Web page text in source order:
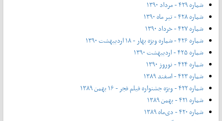
شماره ۴۲۹ - مرداد ۱۳۹۰
شماره ۴۲۸ - تیر ماه ۱۳۹۰
شماره ۴۲۷ - خرداد ۱۳۹۰
شماره ۴۲۶ - شماره ویژه بهار - ۱۸ اردیبهشت ۱۳۹۰
شماره ۴۲۵ - اردیبهشت ۱۳۹۰
شماره ۴۲۴ - نوروز ۱۳۹۰
شماره ۴۲۳ - اسفند ۱۳۸۹
شماره ۴۲۲ - ویژه جشنواره فیلم فجر - ۱۶ بهمن ۱۳۸۹
شماره ۴۲۱ - بهمن ۱۳۸۹
شماره ۴۲۰ - دی‌ماه ۱۳۸۹